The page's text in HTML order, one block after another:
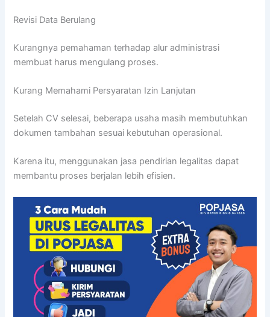
Revisi Data Berulang
Kurangnya pemahaman terhadap alur administrasi
membuat harus mengulang proses.
Kurang Memahami Persyaratan Izin Lanjutan
Setelah CV selesai, beberapa usaha masih membutuhkan
dokumen tambahan sesuai kebutuhan operasional.
Karena itu, menggunakan jasa pendirian legalitas dapat
membantu proses berjalan lebih efisien.